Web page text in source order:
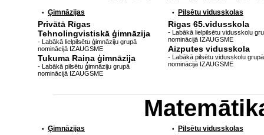
• Ģimnāzijas
Privātā Rīgas
Tehnolingvistiskā ģimnāzija
- Labākā lielpilsētu ģimnāziju grupā
nominācijā IZAUGSME
Tukuma Raiņa ģimnāzija
- Labākā pilsētu ģimnāziju grupā
nominācijā IZAUGSME
• Pilsētu vidusskolas
Rīgas 65.vidusskola
- Labākā lielpilsētu vidusskolu
nominācijā IZAUGSME
Aizputes vidusskola
- Labākā pilsētu vidusskolu grupā
nominācijā IZAUGSME
• Ģimnāzijas • Pilsētu vidusskolas